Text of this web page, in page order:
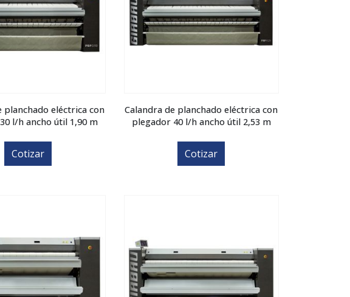
planchado eléctrica con
l/h ancho útil 1,90 m
Cotizar
Calandra de planchado eléctrica con
plegador 40 l/h ancho útil 2,53 m
Cotizar